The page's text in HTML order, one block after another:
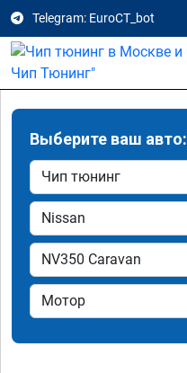
Telegram: EuroCT_bot
Выберите ваш авто: